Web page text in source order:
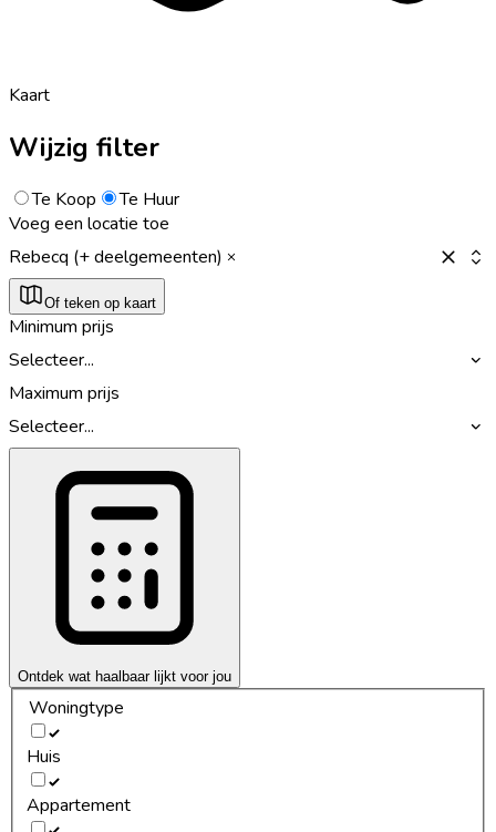
Kaart
Wijzig filter
Te Koop
Te Huur
Voeg een locatie toe
Rebecq (+ deelgemeenten)
Of teken op kaart
Minimum prijs
Selecteer...
Maximum prijs
Selecteer...
Ontdek wat haalbaar lijkt voor jou
Woningtype
Huis
Appartement